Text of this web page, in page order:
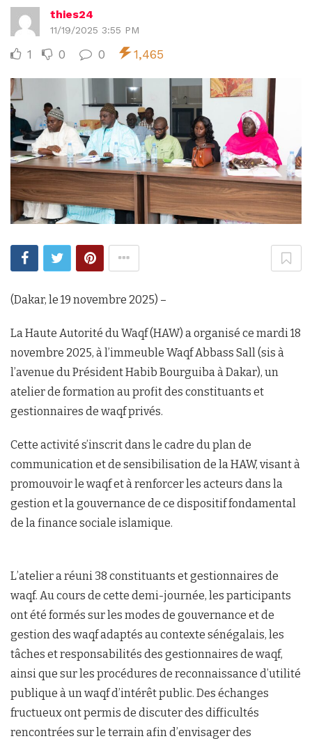
thies24
11/19/2025 3:55 PM
1 0 0 1,465
(Dakar, le 19 novembre 2025) –
La Haute Autorité du Waqf (HAW) a organisé ce mardi 18
novembre 2025, à l’immeuble Waqf Abbass Sall (sis à
l’avenue du Président Habib Bourguiba à Dakar), un
atelier de formation au profit des constituants et
gestionnaires de waqf privés.
Cette activité s’inscrit dans le cadre du plan de
communication et de sensibilisation de la HAW, visant à
promouvoir le waqf et à renforcer les acteurs dans la
gestion et la gouvernance de ce dispositif fondamental
de la finance sociale islamique.
‎L’atelier a réuni 38 constituants et gestionnaires de
waqf. Au cours de cette demi-journée, les participants
ont été formés sur les modes de gouvernance et de
gestion des waqf adaptés au contexte sénégalais, les
tâches et responsabilités des gestionnaires de waqf,
ainsi que sur les procédures de reconnaissance d’utilité
publique à un waqf d’intérêt public. Des échanges
fructueux ont permis de discuter des difficultés
rencontrées sur le terrain afin d’envisager des